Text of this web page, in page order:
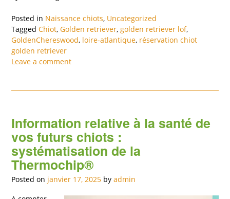
Posted in Naissance chiots, Uncategorized
Tagged Chiot, Golden retriever, golden retriever lof,
GoldenChereswood, loire-atlantique, réservation chiot
golden retriever
Leave a comment
Information relative à la santé de
vos futurs chiots :
systématisation de la
Thermochip®
Posted on janvier 17, 2025 by admin